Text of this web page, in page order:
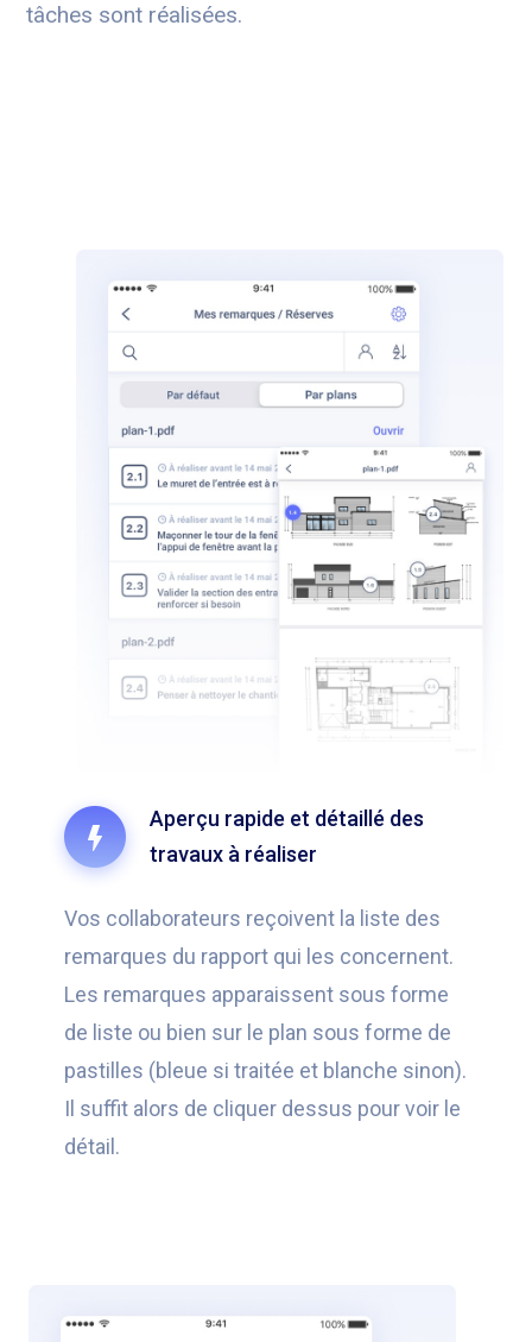
tâches sont réalisées.
Aperçu rapide et détaillé des
travaux à réaliser
Vos collaborateurs reçoivent la liste des
remarques du rapport qui les concernent.
Les remarques apparaissent sous forme
de liste ou bien sur le plan sous forme de
pastilles (bleue si traitée et blanche sinon).
Il suffit alors de cliquer dessus pour voir le
détail.